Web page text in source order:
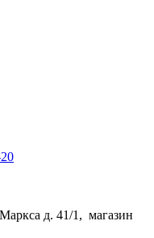
д. 41/1, магазин